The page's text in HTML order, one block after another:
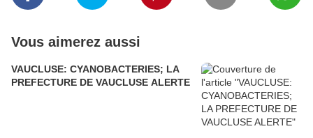
Vous aimerez aussi
VAUCLUSE: CYANOBACTERIES; LA
PREFECTURE DE VAUCLUSE ALERTE